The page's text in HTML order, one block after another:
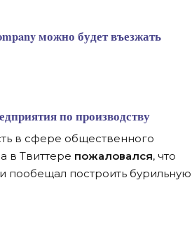
можно будет въезжать
по производству
в сфере общественного
в Твиттере пожаловался, что
построить бурильную